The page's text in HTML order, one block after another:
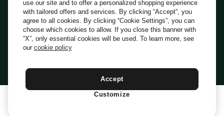
Lavora con noi
Diventa Shopper
Investitori
PrivacyCookiePreferenze Cookie
Termini e CondizioniCodice Etico
Indirizzo PEC: everli@pec.it - indirizzo DPO: dpo@everli.com
Italiano
use our site and to offer a personalized shopping experience
with tailored offers and services. By clicking “Accept”, you
agree to all cookies. By clicking “Cookie Settings”, you can
choose which cookies to allow. If you close this banner with
“X”, only essential cookies will be used. To learn more, see
our cookie policy
Accept
Customize